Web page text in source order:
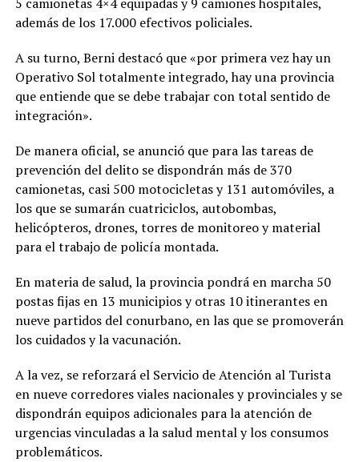
además de los 17.000 efectivos policiales.
A su turno, Berni destacó que «por primera vez hay un
Operativo Sol totalmente integrado, hay una provincia
que entiende que se debe trabajar con total sentido de
integración».
De manera oficial, se anunció que para las tareas de
prevención del delito se dispondrán más de 370
camionetas, casi 500 motocicletas y 131 automóviles, a
los que se sumarán cuatriciclos, autobombas,
helicópteros, drones, torres de monitoreo y material
para el trabajo de policía montada.
En materia de salud, la provincia pondrá en marcha 50
postas fijas en 13 municipios y otras 10 itinerantes en
nueve partidos del conurbano, en las que se promoverán
los cuidados y la vacunación.
A la vez, se reforzará el Servicio de Atención al Turista
en nueve corredores viales nacionales y provinciales y se
dispondrán equipos adicionales para la atención de
urgencias vinculadas a la salud mental y los consumos
problemáticos.